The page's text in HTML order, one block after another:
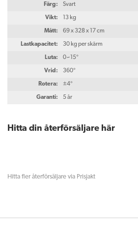
Färg: Svart
Vikt: 13 kg
Mått: 69 x 328 x 17 cm
Lastkapacitet: 30 kg per skärm
Luta: 0~15°
Vrid: 360°
Rotera: ±4°
Garanti: 5 år
Hitta din återförsäljare här
Hitta fler återförsäljare via Prisjakt